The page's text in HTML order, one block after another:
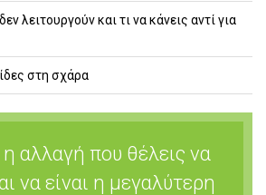
λειτουργούν και τι να κάνεις αντί για
στη σχάρα
η αλλαγή που θέλεις να
να είναι η μεγαλύτερη